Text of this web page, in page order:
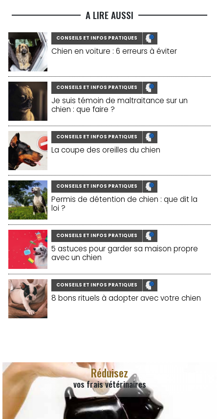
A LIRE AUSSI
CONSEILS ET INFOS PRATIQUES
Chien en voiture : 6 erreurs à éviter
CONSEILS ET INFOS PRATIQUES
Je suis témoin de maltraitance sur un
chien : que faire ?
CONSEILS ET INFOS PRATIQUES
La coupe des oreilles du chien
CONSEILS ET INFOS PRATIQUES
Permis de détention de chien : que dit la
loi ?
CONSEILS ET INFOS PRATIQUES
5 astuces pour garder sa maison propre
avec un chien
CONSEILS ET INFOS PRATIQUES
8 bons rituels à adopter avec votre chien
Réduisez
vos frais vétérinaires